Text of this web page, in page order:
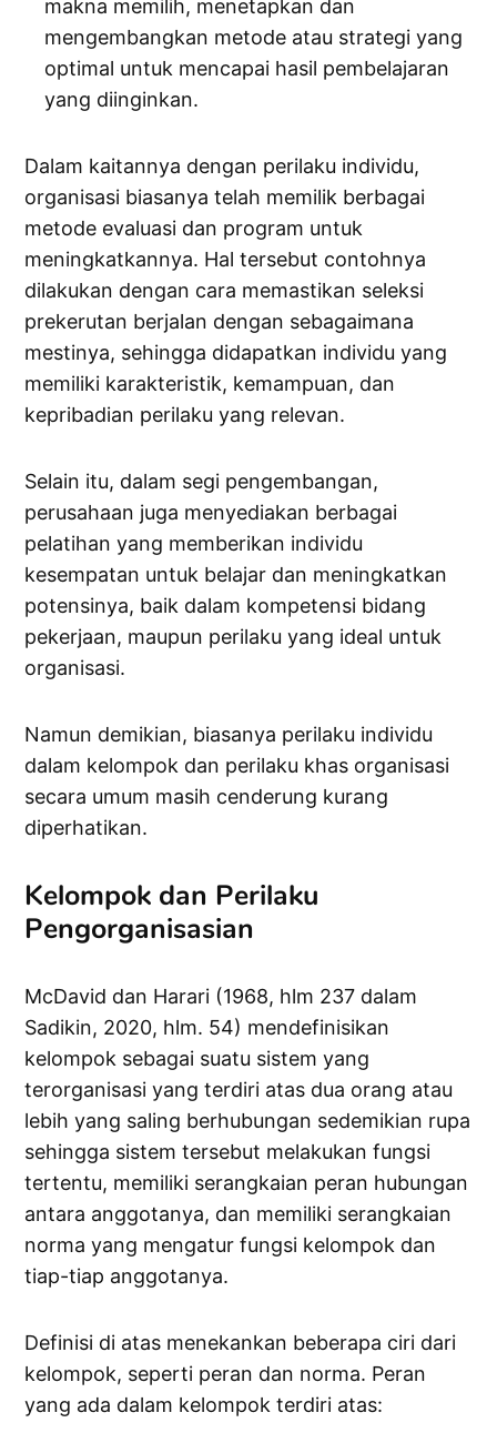
makna memilih, menetapkan dan
mengembangkan metode atau strategi yang
optimal untuk mencapai hasil pembelajaran
yang diinginkan.
Dalam kaitannya dengan perilaku individu,
organisasi biasanya telah memilik berbagai
metode evaluasi dan program untuk
meningkatkannya. Hal tersebut contohnya
dilakukan dengan cara memastikan seleksi
prekerutan berjalan dengan sebagaimana
mestinya, sehingga didapatkan individu yang
memiliki karakteristik, kemampuan, dan
kepribadian perilaku yang relevan.
Selain itu, dalam segi pengembangan,
perusahaan juga menyediakan berbagai
pelatihan yang memberikan individu
kesempatan untuk belajar dan meningkatkan
potensinya, baik dalam kompetensi bidang
pekerjaan, maupun perilaku yang ideal untuk
organisasi.
Namun demikian, biasanya perilaku individu
dalam kelompok dan perilaku khas organisasi
secara umum masih cenderung kurang
diperhatikan.
Kelompok dan Perilaku
Pengorganisasian
McDavid dan Harari (1968, hlm 237 dalam
Sadikin, 2020, hlm. 54) mendefinisikan
kelompok sebagai suatu sistem yang
terorganisasi yang terdiri atas dua orang atau
lebih yang saling berhubungan sedemikian rupa
sehingga sistem tersebut melakukan fungsi
tertentu, memiliki serangkaian peran hubungan
antara anggotanya, dan memiliki serangkaian
norma yang mengatur fungsi kelompok dan
tiap-tiap anggotanya.
Definisi di atas menekankan beberapa ciri dari
kelompok, seperti peran dan norma. Peran
yang ada dalam kelompok terdiri atas: